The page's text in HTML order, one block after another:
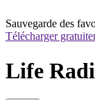
Sauvegarde des
Télécharger
Life